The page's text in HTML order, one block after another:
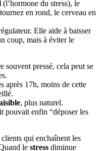
(l’hormone du stress), le
en rond, le cerveau en
Elle aide à baisser
coup, mais à éviter le
souvent pressé, cela peut se
après 17h, moins de cette
, plus naturel.
pouvait enfin “déposer les
qui enchaînent les
le stress diminue